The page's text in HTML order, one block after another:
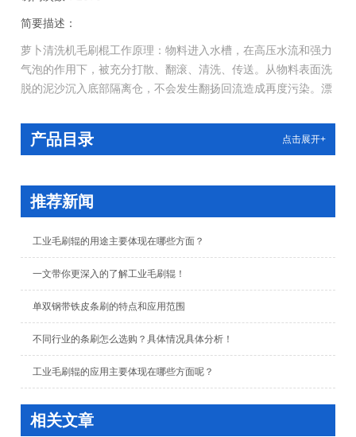
简要描述：
萝卜清洗机毛刷棍工作原理：物料进入水槽，在高压水流和强力
气泡的作用下，被充分打散、翻滚、清洗、传送。从物料表面洗
脱的泥沙沉入底部隔离仓，不会发生翻扬回流造成再度污染。漂
水流排至低贮水箱尼龙袋中。洗净的物料出水后在经喷淋清洗，
送至下道工序。传送带末端配有吹气装置，可将传送带上粘有的
产品目录 点击展开+
推荐新闻
工业毛刷辊的用途主要体现在哪些方面？
一文带你更深入的了解工业毛刷辊！
单双钢带铁皮条刷的特点和应用范围
不同行业的条刷怎么选购？具体情况具体分析！
工业毛刷辊的应用主要体现在哪些方面呢？
相关文章